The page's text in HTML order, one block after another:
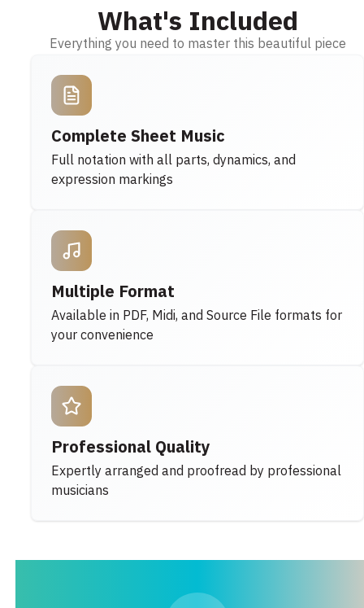
What's Included
Everything you need to master this beautiful piece
Complete Sheet Music
Full notation with all parts, dynamics, and
expression markings
Multiple Format
Available in PDF, Midi, and Source File formats for
your convenience
Professional Quality
Expertly arranged and proofread by professional
musicians